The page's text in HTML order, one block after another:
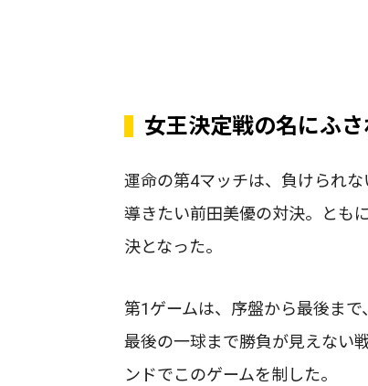
女王決定戦の名にふ
運命の第4マッチは、負けられ
導きたい前田美優の対決。とも
決となった。
第1ゲームは、序盤から最後ま
最後の一球まで勝負が見えない
ンドでこのゲームを制した。